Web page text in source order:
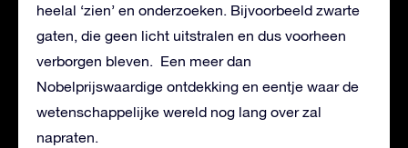
heelal ‘zien’ en onderzoeken. Bijvoorbeeld zwarte
gaten, die geen licht uitstralen en dus voorheen
verborgen bleven. Een meer dan
Nobelprijswaardige ontdekking en eentje waar de
wetenschappelijke wereld nog lang over zal
napraten.